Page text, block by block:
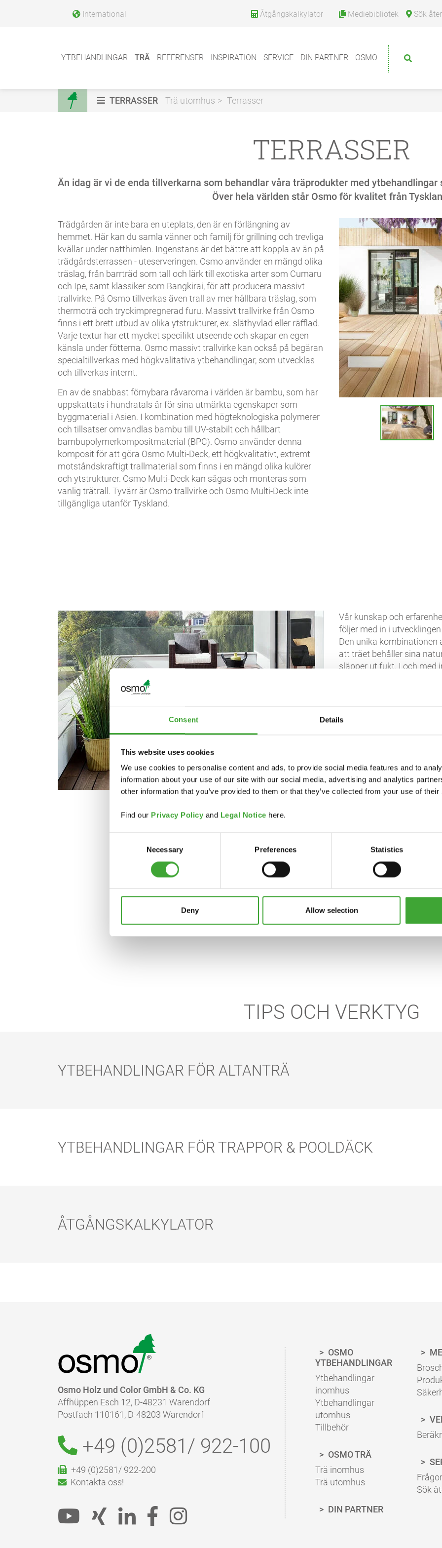
Consent Details
This website uses cookies
We use cookies to personalise content and ads, to provide social media features and to
information about your use of our site with our social media, advertising and analytics
other information that you’ve provided to them or that they’ve collected from your use of
Find our Privacy Policy and Legal Notice here.
Necessary Preferences Statistics
Deny Allow selection
International Åtgångskalkylator Mediebibliotek Sök
YTBEHANDLINGAR TRÄ REFERENSER INSPIRATION SERVICE DIN PARTNER OSMO
TERRASSER Trä utomhus Terrasser
TERRASSER
Än idag är vi de enda tillverkarna som behandlar våra träprodukter med
Över hela världen står Osmo för kvalitet från
Trädgården är inte bara en uteplats, den är en förlängning av
hemmet. Här kan du samla vänner och familj för grillning och trevliga
kvällar under natthimlen. Ingenstans är det bättre att koppla av än på
trädgårdsterrassen - uteserveringen. Osmo använder en mängd olika
träslag, från barrträd som tall och lärk till exotiska arter som Cumaru
och Ipe, samt klassiker som Bangkirai, för att producera massivt
trallvirke. På Osmo tillverkas även trall av mer hållbara träslag, som
thermoträ och tryckimpregnerad furu. Massivt trallvirke från Osmo
finns i ett brett utbud av olika ytstrukturer, ex. släthyvlad eller räfflad.
Varje textur har ett mycket specifikt utseende och skapar en egen
känsla under fötterna. Osmo massivt trallvirke kan också på begäran
specialtillverkas med högkvalitativa ytbehandlingar, som utvecklas
och tillverkas internt.
En av de snabbast förnybara råvarorna i världen är bambu, som har
uppskattats i hundratals år för sina utmärkta egenskaper som
byggmaterial i Asien. I kombination med högteknologiska polymerer
och tillsatser omvandlas bambu till UV-stabilt och hållbart
bambupolymerkompositmaterial (BPC). Osmo använder denna
komposit för att göra Osmo Multi-Deck, ett högkvalitativt, extremt
motståndskraftigt trallmaterial som finns i en mängd olika kulörer
och ytstrukturer. Osmo Multi-Deck kan sågas och monteras som
vanlig trätrall. Tyvärr är Osmo trallvirke och Osmo Multi-Deck inte
tillgängliga utanför Tyskland.
Vår kunskap och
följer med in i
Den unika kombinationen
att träet behåller sina
släpper ut fukt. I och med
Osmo utvecklat en
finns i en mängd olika
de vanligaste träslagen
Douglasgran eller
behandlades med Osmo
slipning eller synliga
och vind finns stor risk
familjen har Osmo
anit-kalk partiklar. Osmo
halkskyddsklasser: R9 och
Utan en pigmenterad
ligninet som finns i träet,
är en grå, väderbiten och
återställer den varma,
geléaktiga konsistens är
med vatten, applicera
skrubba med rotborste
den behandlas med
för att bevara den
TIPS OCH VERKTYG
YTBEHANDLINGAR FÖR ALTANTRÄ
YTBEHANDLINGAR FÖR TRAPPOR & POOLDÄCK
ÅTGÅNGSKALKYLATOR
Osmo Holz und Color GmbH & Co. KG
Affhüppen Esch 12, D-48231 Warendorf
Postfach 110161, D-48203 Warendorf
+49 (0)2581/ 922-100
+49 (0)2581/ 922-200
Kontakta oss!
OSMO
YTBEHANDLINGAR
Ytbehandlingar
inomhus
Ytbehandlingar
utomhus
Tillbehör
OSMO TRÄ
Trä inomhus
Trä utomhus
DIN PARTNER
Sök